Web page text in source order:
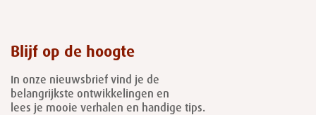
Blijf op de hoogte
In onze nieuwsbrief vind je de
belangrijkste ontwikkelingen en
lees je mooie verhalen en handige tips.